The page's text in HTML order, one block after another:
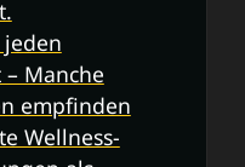
Manche
empfinden
Wellness-